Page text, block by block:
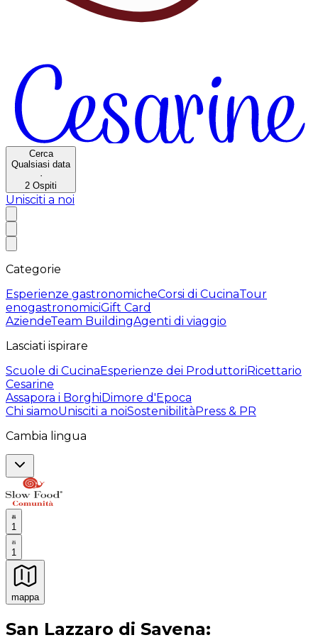
Cerca
Qualsiasi data
·
2 Ospiti
Unisciti a noi
Categorie
Esperienze gastronomicheCorsi di CucinaTour
enogastronomiciGift Card
AziendeTeam BuildingAgenti di viaggio
Lasciati ispirare
Scuole di CucinaEsperienze dei ProduttoriRicettario
Cesarine
Assapora i BorghiDimore d'Epoca
Chi siamoUnisciti a noiSostenibilitàPress & PR
Cambia lingua
1
1
mappa
Esperienze culinarie indimenticabili: Esperienze
San Lazzaro di Savena: